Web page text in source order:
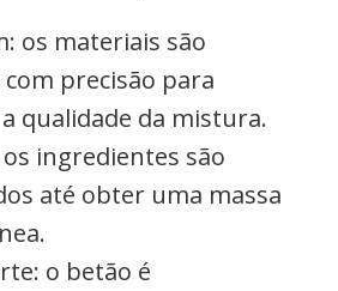
os materiais são
precisão para
qualidade da mistura.
ingredientes são
até obter uma massa
o betão é